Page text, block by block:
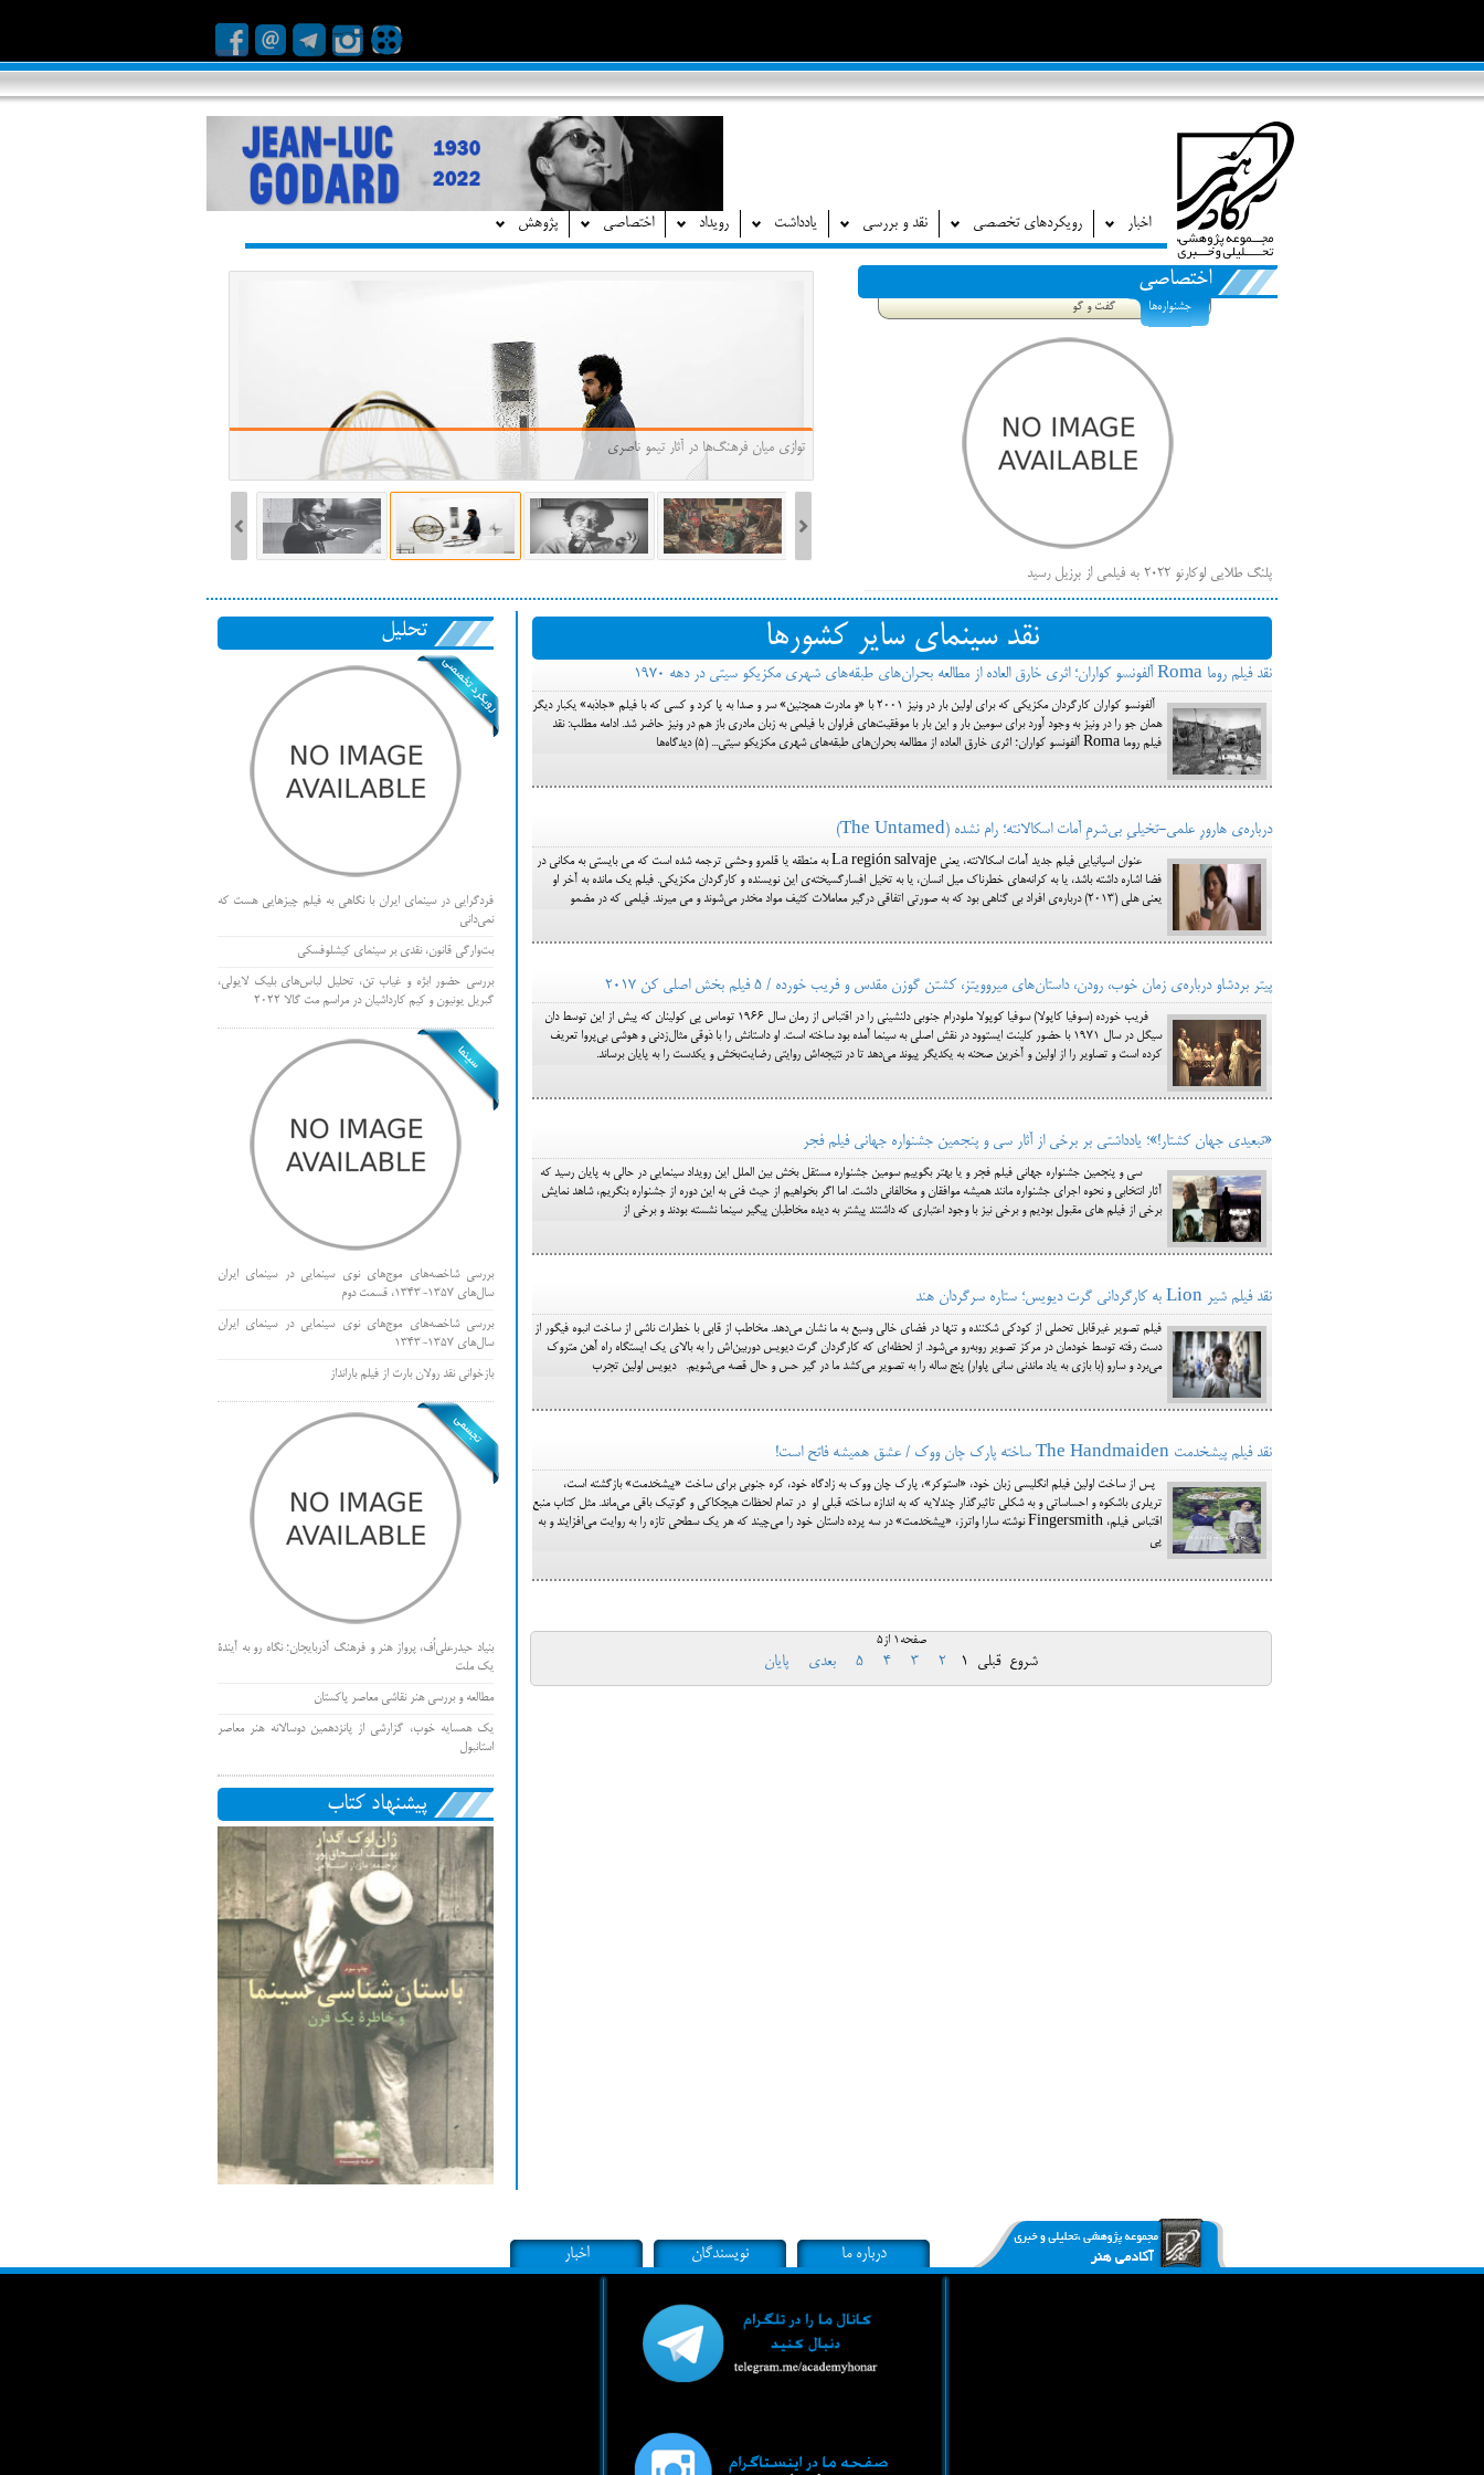
اخبار رویکردهای تخصصی نقد و بررسی یادداشت رویداد اختصاصی پژوهش
اختصاصی
جشنواره‌ها گفت و گو
پلنگ طلایی لوکارنو ۲۰۲۲ به فیلمی از برزیل رسید
فهرست فیلم‌های بخش مسابقه جشنواره فیلم ونیز ۲۰۲۲ مشخص شد، سهم پررنگ
ایرانی‌ها
بیرون راندن فیلم‌های منتسب به حامیان کرملین از جشنواره کن، راه برای مستقل‌ها
باز است
توازی میان فرهنگ‌ها در آثار تیمو ناصری
نقد سینمای سایر کشورها
نقد فیلم روما Roma آلفونسو کواران؛ اثری خارق العاده از مطالعه بحران‌های طبقه‌های شهری مکزیکو سیتی در دهه 1970
آلفونسو کواران کارگردان مکزیکی که برای اولین بار در ونیز 2001 با «و مادرت همچنین» سر و صدا به پا کرد و کسی که با فیلم «جاذبه» یکبار دیگر
همان جو را در ونیز به وجود آورد برای سومین بار و این بار با موفقیت‌های فراوان با فیلمی به زبان مادری باز هم در ونیز حاضر شد. ادامه مطلب: نقد
فیلم روما Roma آلفونسو کواران؛ اثری خارق العاده از مطالعه بحران‌های طبقه‌های شهری مکزیکو سیتی... (5) دیدگاه‌ها
درباره‌‌ی هارورِ علمی-تخیلیِ بی‌شرمِ آمات اسکالانته؛ رام نشده (The Untamed)
عنوان اسپانیایی فیلم جدید آمات اسکالانته، یعنی La región salvaje به منطقه یا قلمرو وحشی ترجمه شده است که می بایستی به مکانی در
فضا اشاره داشته باشد، یا به کرانه‌های خطرناک میل انسان، یا به تخیل افسارگسیخته‌ی این نویسنده و کارگردان مکزیکی. فیلم یک مانده به آخر او
یعنی هلی (2013) درباره‌ی افراد بی گناهی بود که به صورتی اتفاقی درگیر معاملات کثیف مواد مخدر می‌شوند و می میرند. فیلمی که در مضمو
پیتر بردشاو درباره‌ی زمان خوب، رودن، داستان‌های میروویتز، کشتن گوزن مقدس و فریب خورده / 5 فیلم بخش اصلی کن 2017
فریب خورده (سوفیا کاپولا) سوفیا كوپولا ملودرام جنوبی دلنشینی را در اقتباس از رمان سال 1966 توماس پی كولینان كه پیش از این توسط دان
سیگل در سال 1971 با حضور كلینت ایستوود در نقش اصلی به سینما آمده بود ساخته است. او داستانش را با ذوقی مثال‌زدنی و هوشی بی‌پروا تعریف
كرده است و تصاویر را از اولین و آخرین صحنه به یكدیگر پیوند می‌دهد تا در نتیجه‌اش روایتی رضایت‌بخش و یكدست را به پایان برساند.
«تبعیدی جهان کشتار!»؛ یادداشتی بر برخی از آثار سی و پنجمین جشنواره جهانی فیلم فجر
سی و پنجمین جشنواره جهانی فیلم فجر و یا بهتر بگوییم سومین جشنواره مستقل بخش بین الملل این رویداد سینمایی در حالی به پایان رسید که
آثار انتخابی و نحوه اجرای جشنواره مانند همیشه موافقان و مخالفانی داشت. اما اگر بخواهیم از حیث فنی به این دوره از جشنواره بنگریم، شاهد نمایش
برخی از فیلم های مقبول بودیم و برخی نیز با وجود اعتباری که داشتند پیشتر به دیده مخاطبان پیگیر سینما نشسته بودند و برخی از
نقد فیلم شیر Lion به کارگردانی گرت دیویس؛ ستاره سرگردان هند
فیلم تصویر غیرقابل تحملی از کودکی شکننده و تنها در فضای خالی وسیع به ما نشان می‌دهد. مخاطب از قابی با خطرات ناشی از ساخت انبوه فیگور از
دست رفته توسط خودمان در مرکز تصویر روبه‌رو می‌شود. از لحظه‌ای که کارگردان گرت دیویس دوربین‌اش را به بالای یک ایستگاه راه آهن متروک
می‌برد و سارو (با بازی به یاد ماندنی سانی پاوار) پنج ساله را به تصویر می‌کشد ما در گیر حس و حال قصه می‌شویم. دیویس اولین تجرب
نقد فیلم پیشخدمت The Handmaiden ساخته پارک چان ووک / عشق همیشه فاتح است!
پس از ساخت اولین فیلم انگلیسی زبان خود، «استوكر»، پارک چان ووک به زادگاه خود، كره جنوبی برای ساخت «پیشخدمت» بازگشته است،
تریلری باشكوه و احساساتی و به شكلی تاثیرگذار چندلایه كه به اندازه ساخته قبلی او در تمام لحظات هیچكاكی و گوتیك باقی می‌ماند. مثل كتاب منبع
اقتباس فیلم، Fingersmith نوشته سارا واترز، «پیشخدمت» در سه پرده داستان خود را می‌چیند كه هر یك سطحی تازه را به روایت می‌افزایند و به
پی
صفحه1 از5
شروع قبلی 1
2
3
4
5 بعدی پایان
تحلیل
فردگرایی در سینمای ایران با نگاهی به فیلم چیزهایی هست که
نمی‌دانی
بت‌وارگی قانون، نقدی بر سینمای کیشلوفسکی
بررسی حضور ابژه و غیاب تن، تحلیل لباس‌های بلیک لایولی،
گبریل یونیون و کیم کارداشیان در مراسم مت گالا ۲۰۲۲
بررسی شاخصه‌های موج‌های نوی سینمایی در سینمای ایران
سال‌های 1357-1343، قسمت دوم
بررسی شاخصه‌های موج‌های نوی سینمایی در سینمای ایران
سال‌های 1357-1343
بازخوانی نقد رولان بارت از فیلم بارانداز
بنیاد حیدرعلی‌اُف، پرواز هنر و فرهنگ آذربایجان؛ نگاه رو به آیندۀ
یک ملت
مطالعه و بررسی هنر نقاشی معاصر پاکستان
یک همسایه خوب، گزارشی از پانزدهمین دوسالانه هنر معاصر
استانبول
پیشنهاد کتاب
درباره ما نویسندگان اخبار